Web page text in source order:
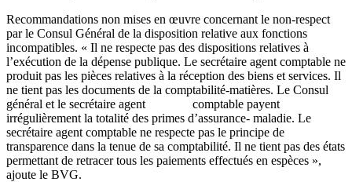
Recommandations non mises en œuvre concernant le non-respect
par le Consul Général de la disposition relative aux fonctions
incompatibles. « Il ne respecte pas des dispositions relatives à
l’exécution de la dépense publique. Le secrétaire agent comptable ne
produit pas les pièces relatives à la réception des biens et services. Il
ne tient pas les documents de la comptabilité-matières. Le Consul
général et le secrétaire agent comptable payent
irrégulièrement la totalité des primes d’assurance- maladie. Le
secrétaire agent comptable ne respecte pas le principe de
transparence dans la tenue de sa comptabilité. Il ne tient pas des états
permettant de retracer tous les paiements effectués en espèces »,
ajoute le BVG.